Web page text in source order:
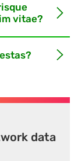
vitae?
data